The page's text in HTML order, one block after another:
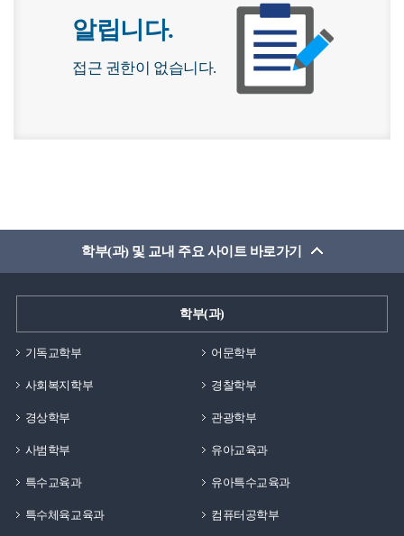
알립니다.
접근 권한이 없습니다.
학부(과) 및 교내 주요 사이트 바로가기
학부(과)
기독교학부 어문학부
사회복지학부 경찰학부
경상학부 관광학부
사범학부 유아교육과
특수교육과 유아특수교육과
특수체육교육과 컴퓨터공학부